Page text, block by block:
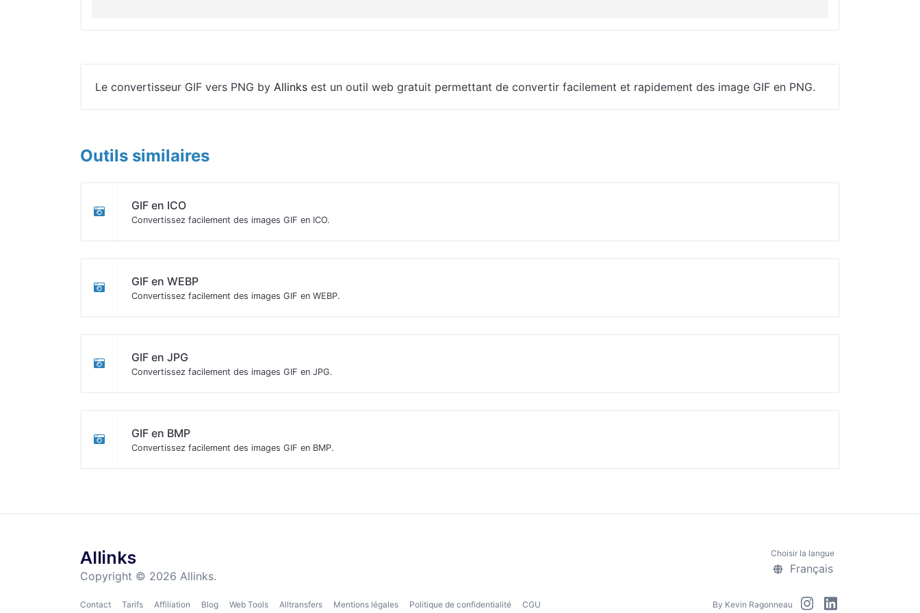
Le convertisseur GIF vers PNG by Allinks est un outil web gratuit permettant de convertir facilement et rapidement des image GIF en PNG.
Outils similaires
GIF en ICO
Convertissez facilement des images GIF en ICO.
GIF en WEBP
Convertissez facilement des images GIF en WEBP.
GIF en JPG
Convertissez facilement des images GIF en JPG.
GIF en BMP
Convertissez facilement des images GIF en BMP.
Allinks
Copyright © 2026 Allinks.
Choisir la langue
Français
Contact Tarifs Affiliation Blog Web Tools Alltransfers Mentions légales Politique de confidentialité CGU By Kevin Ragonneau